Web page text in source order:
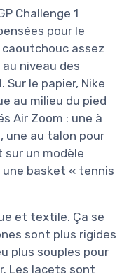
Challenge 1
pour le
caoutchouc assez
niveau des
le papier, Nike
au milieu du pied
Air Zoom : une à
une au talon pour
sur un modèle
basket « tennis
et textile. Ça se
sont plus rigides
plus souples pour
Les lacets sont